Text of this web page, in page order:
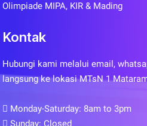
Olimpiade MIPA, KIR & Mading
Kontak
Hubungi kami melalui email,
langsung ke lokasi MTsN 1
Monday-Saturday: 8am to 3pm
Sunday: Closed